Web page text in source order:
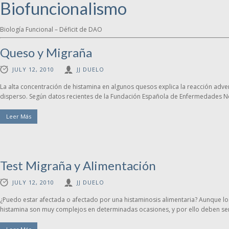
Biofuncionalismo
Biología Funcional – Déficit de DAO
Queso y Migraña
JULY 12, 2010 JJ DUELO
La alta concentración de histamina en algunos quesos explica la reacción
disperso. Según datos recientes de la Fundación Española de Enfermedades
Leer Más
Test Migraña y Alimentación
JULY 12, 2010 JJ DUELO
¿Puedo estar afectada o afectado por una histaminosis alimentaria?
histamina son muy complejos en determinadas ocasiones, y por ello deben